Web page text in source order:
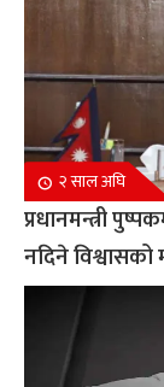
२ साल अघि
प्रधानमन्त्री
नदिने